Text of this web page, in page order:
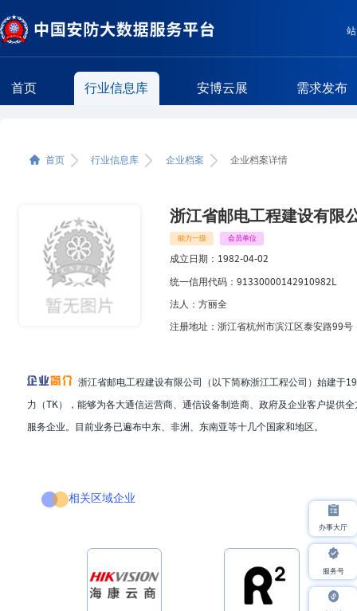
首页 行业信息库 安博云展 需求发布
相关区域企业
首页 行业信息库 企业档案 企业档案详情
浙江省邮电工程建设有限
能力一级 会员单位
成立日期： 1982-04-02
统一信用代码：91330000142910982L
法人：方丽全
注册地址：浙江省杭州市滨江区泰安路99号
浙江省邮电工程建设有限公司（以下简称浙江工程公司）始建于
力（TK），能够为各大通信运营商、通信设备制造商、政府及企业客户提供
服务企业。目前业务已遍布中东、非洲、东南亚等十几个国家和地区。
相关区域企业
办事大厅
服务号